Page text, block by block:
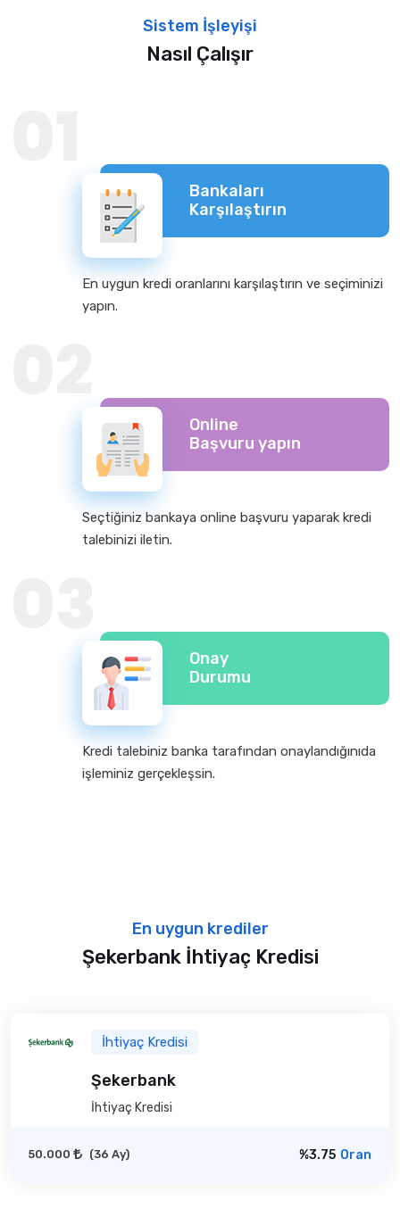
Sistem İşleyişi
Nasıl Çalışır
Bankaları
Karşılaştırın
En uygun kredi oranlarını karşılaştırın ve seçiminizi
yapın.
Online
Başvuru yapın
Seçtiğiniz bankaya online başvuru yaparak kredi
talebinizi iletin.
Onay
Durumu
Kredi talebiniz banka tarafından onaylandığınıda
işleminiz gerçekleşsin.
En uygun krediler
Şekerbank İhtiyaç Kredisi
İhtiyaç Kredisi
Şekerbank
İhtiyaç Kredisi
50.000 (36 Ay) %3.75 Oran